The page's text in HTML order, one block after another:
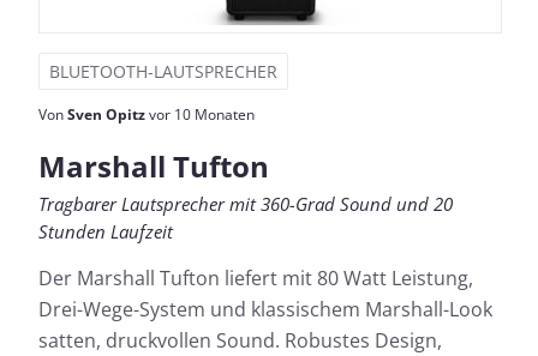
BLUETOOTH-LAUTSPRECHER
VonSven Opitzvor 10 Monaten
Marshall Tufton
Tragbarer Lautsprecher mit 360-Grad Sound und 20
Stunden Laufzeit
Der Marshall Tufton liefert mit 80 Watt Leistung,
Drei-Wege-System und klassischem Marshall-Look
satten, druckvollen Sound. Robustes Design,